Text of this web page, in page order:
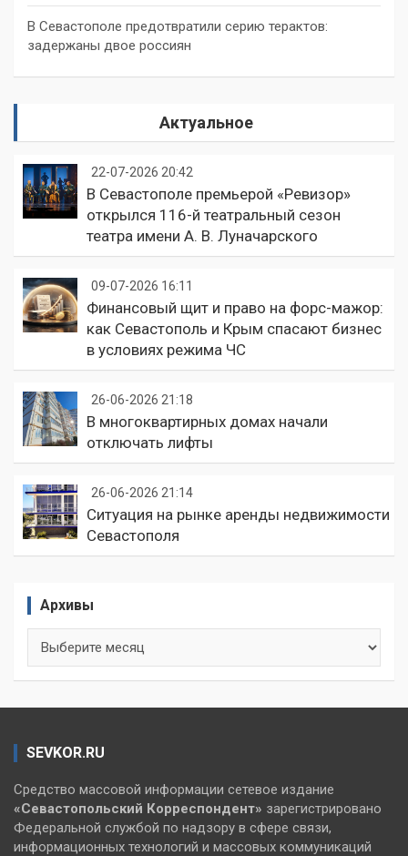
В Севастополе предотвратили серию терактов:
задержаны двое россиян
Актуальное
22-07-2026 20:42
В Севастополе премьерой «Ревизор»
открылся 116-й театральный сезон
театра имени А. В. Луначарского
09-07-2026 16:11
Финансовый щит и право на форс-мажор:
как Севастополь и Крым спасают бизнес
в условиях режима ЧС
26-06-2026 21:18
В многоквартирных домах начали
отключать лифты
26-06-2026 21:14
Ситуация на рынке аренды недвижимости
Севастополя
Архивы
SEVKOR.RU
Средство массовой информации сетевое издание
«Севастопольский Корреспондент» зарегистрировано
Федеральной службой по надзору в сфере связи,
информационных технологий и массовых коммуникаций